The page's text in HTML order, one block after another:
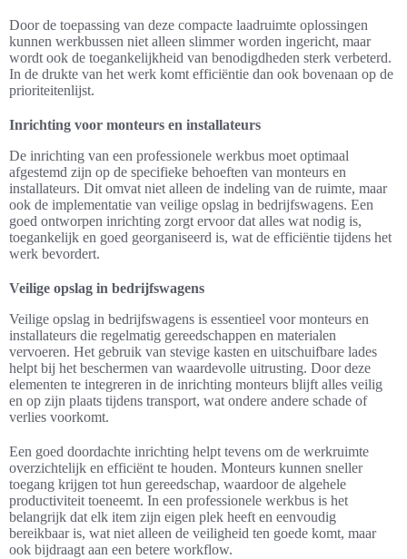
Door de toepassing van deze compacte laadruimte oplossingen
kunnen werkbussen niet alleen slimmer worden ingericht, maar
wordt ook de toegankelijkheid van benodigdheden sterk verbeterd.
In de drukte van het werk komt efficiëntie dan ook bovenaan op de
prioriteitenlijst.
Inrichting voor monteurs en installateurs
De inrichting van een professionele werkbus moet optimaal
afgestemd zijn op de specifieke behoeften van monteurs en
installateurs. Dit omvat niet alleen de indeling van de ruimte, maar
ook de implementatie van veilige opslag in bedrijfswagens. Een
goed ontworpen inrichting zorgt ervoor dat alles wat nodig is,
toegankelijk en goed georganiseerd is, wat de efficiëntie tijdens het
werk bevordert.
Veilige opslag in bedrijfswagens
Veilige opslag in bedrijfswagens is essentieel voor monteurs en
installateurs die regelmatig gereedschappen en materialen
vervoeren. Het gebruik van stevige kasten en uitschuifbare lades
helpt bij het beschermen van waardevolle uitrusting. Door deze
elementen te integreren in de inrichting monteurs blijft alles veilig
en op zijn plaats tijdens transport, wat ondere andere schade of
verlies voorkomt.
Een goed doordachte inrichting helpt tevens om de werkruimte
overzichtelijk en efficiënt te houden. Monteurs kunnen sneller
toegang krijgen tot hun gereedschap, waardoor de algehele
productiviteit toeneemt. In een professionele werkbus is het
belangrijk dat elk item zijn eigen plek heeft en eenvoudig
bereikbaar is, wat niet alleen de veiligheid ten goede komt, maar
ook bijdraagt aan een betere workflow.